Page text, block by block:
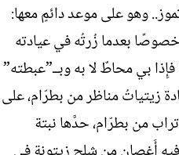
وهو على موعد دائمٍ معها:
بعدما زُرتُه في عيادته
بي محاطٌ لا به وبــ”عبطته”
زيتياتُ مناظر من بطرّام، على
من بطرّام، حدَّها نبتة